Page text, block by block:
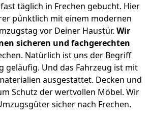
täglich in Frechen gebucht. Hier
pünktlich mit einem modernen
vor Deiner Haustür. Wir
sicheren und fachgerechten
Natürlich ist uns der Begriff
geläufig. Und das Fahrzeug ist mit
ausgestattet. Decken und
Schutz der wertvollen Möbel. Wir
sicher nach Frechen.